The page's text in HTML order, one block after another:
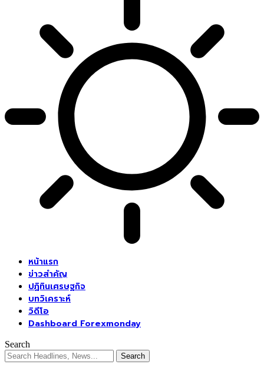
หน้าแรก
ข่าวสำคัญ
ปฏิทินเศรษฐกิจ
บทวิเคราะห์
วิดีโอ
Dashboard Forexmonday
Search